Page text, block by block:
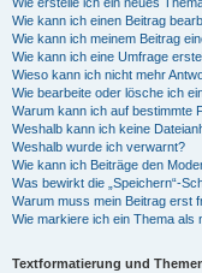
Wie kann ich einen Beitrag
Wie kann ich meinem Beitrag
Wie kann ich eine Umfrage
Wieso kann ich nicht mehr
Wie bearbeite oder lösche ich
Warum kann ich auf bestimmte
Weshalb kann ich keine
Weshalb wurde ich verwarnt?
Wie kann ich Beiträge den
Was bewirkt die „Speichern“-
Warum muss mein Beitrag erst
Wie markiere ich ein Thema als
Textformatierung und